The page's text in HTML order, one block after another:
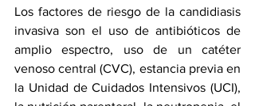
Los factores de riesgo de la candidiasis
invasiva son el uso de antibióticos de
amplio espectro, uso de un catéter
venoso central (CVC), estancia previa en
la Unidad de Cuidados Intensivos (UCI),